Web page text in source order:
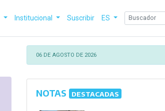
Institucional Suscribir ES
06 DE AGOSTO DE 2026
NOTAS DESTACADAS